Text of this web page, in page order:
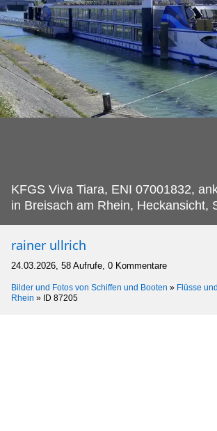
KFGS Viva Tiara, ENI 07001832,
in Breisach am Rhein, Heckansicht,
rainer ullrich
24.03.2026, 58 Aufrufe, 0 Kommentare
Bilder und Fotos von Schiffen und Booten » Flüsse
Rhein » ID 87205